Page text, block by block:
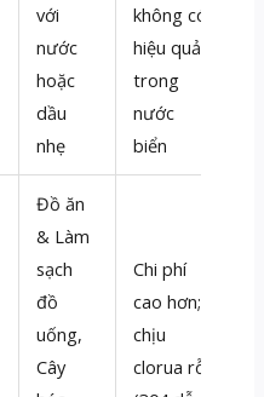
với
nước
hoặc
dầu
nhẹ
không có
hiệu quả
trong
nước
biển
Đồ ăn
& Làm
sạch
đồ
uống,
Cây
Chi phí
cao hơn;
chịu
clorua rỗ